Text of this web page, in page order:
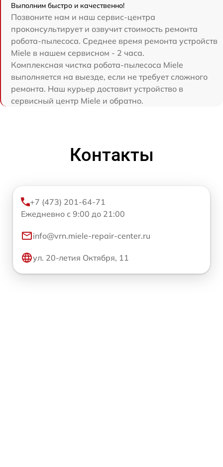
Выполним быстро и качественно!
Позвоните нам и наш сервис-центра
проконсультирует и озвучит стоимость ремонта
робота-пылесоса. Среднее время ремонта устройств
Miele в нашем сервисном - 2 часа.
Комплексная чистка робота-пылесоса Miele
выполняется на выезде, если не требует сложного
ремонта. Наш курьер доставит устройство в
сервисный центр Miele и обратно.
Контакты
+7 (473) 201-64-71
Ежедневно с 9:00 до 21:00
info@vrn.miele-repair-center.ru
ул. 20-летия Октября, 11